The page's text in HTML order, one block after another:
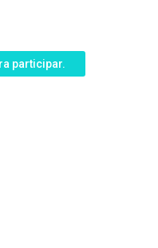
participar.